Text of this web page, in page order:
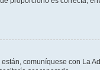
comuníquese con La